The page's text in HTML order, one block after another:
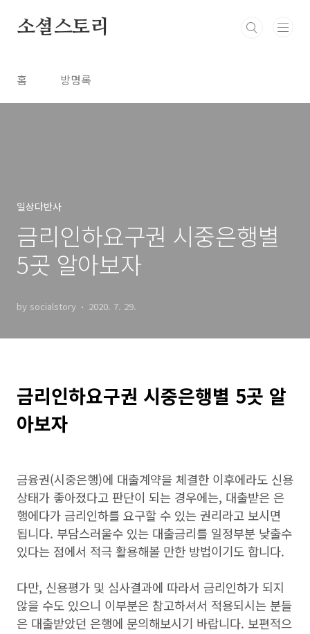
소셜스토리
홈 방명록
일상다반사
금리인하요구권 시중은행별
5곳 알아보자
by socialstory 2020. 7. 29.
금리인하요구권 시중은행별 5곳 알
아보자
금융권(시중은행)에 대출계약을 체결한 이후에라도 신용
상태가 좋아졌다고 판단이 되는 경우에는, 대출받은 은
행에다가 금리인하를 요구할 수 있는 권리라고 보시면
됩니다. 부담스러울수 있는 대출금리를 일정부분 낮출수
있다는 점에서 적극 활용해볼 만한 방법이기도 합니다.
다만, 신용평가 및 심사결과에 따라서 금리인하가 되지
않을 수도 있으니 이부분은 참고하셔서 적용되시는 분들
은 대출받았던 은행에 문의해보시기 바랍니다. 보편적으